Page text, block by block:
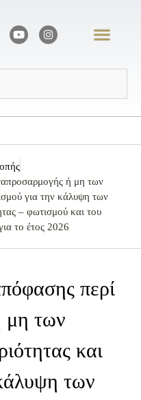
ή μη των
για την κάλυψη των
– φωτισμού και του
το έτος 2026
περί
μη των
και
των